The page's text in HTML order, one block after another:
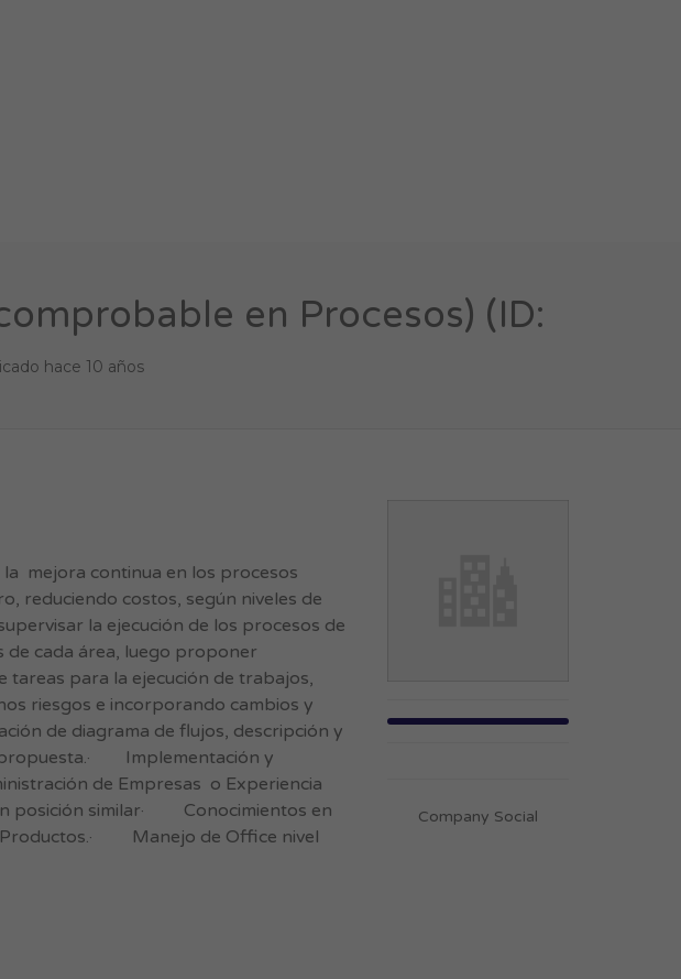
en Procesos) (ID:
hace 10 años
mejora continua en los procesos
reduciendo costos, según niveles de
la ejecución de los procesos de
cada área, luego proponer
tareas para la ejecución de trabajos,
riesgos e incorporando cambios y
de diagrama de flujos, descripción y
propuesta.· Implementación y
de Empresas o Experiencia
posición similar· Conocimientos en
Productos.· Manejo de Office nivel
Company Social